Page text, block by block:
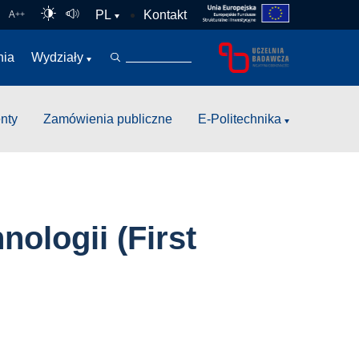
A++ PL Kontakt
Wydziały
Zamówienia publiczne E-Politechnika
(First